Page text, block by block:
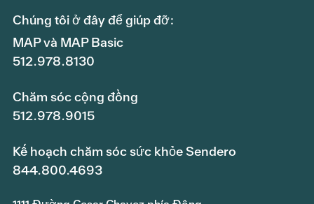
Chúng tôi ở đây để giúp đỡ:
MAP và MAP Basic
512.978.8130
Chăm sóc cộng đồng
512.978.9015
Kế hoạch chăm sóc sức khỏe Sendero
844.800.4693